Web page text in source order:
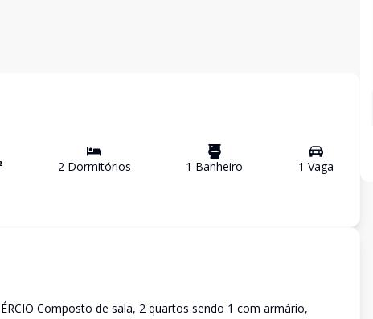
2Dormitórios 1 Banheiro 1 Vaga
Composto de sala, 2 quartos sendo 1 com armário,